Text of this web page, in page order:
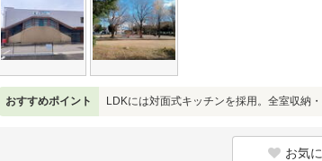
おすすめポイント LDKには対面式キッチンを採用。全室収納
お気